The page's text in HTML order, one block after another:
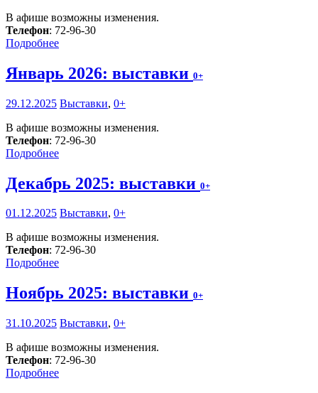
В афише возможны изменения.
Телефон: 72-96-30
Подробнее
Январь 2026: выставки 0+
29.12.2025 Выставки, 0+
В афише возможны изменения.
Телефон: 72-96-30
Подробнее
Декабрь 2025: выставки 0+
01.12.2025 Выставки, 0+
В афише возможны изменения.
Телефон: 72-96-30
Подробнее
Ноябрь 2025: выставки 0+
31.10.2025 Выставки, 0+
В афише возможны изменения.
Телефон: 72-96-30
Подробнее